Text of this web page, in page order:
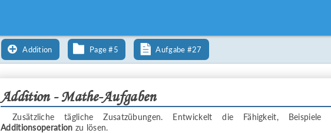
Addition Page #5 Aufgabe #27
Addition - Mathe-Aufgaben
Zusätzliche tägliche Zusatzübungen. Entwickelt die Fähigkeit,
Additionsoperation zu lösen.